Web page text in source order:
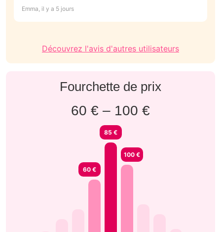
m’a, à chaque fois, donné des nouvelles et envoyé des
Emma, il y a 5 jours
Découvrez l'avis d'autres utilisateurs
Fourchette de prix
60 € – 100 €
60 €
85 €
100 €